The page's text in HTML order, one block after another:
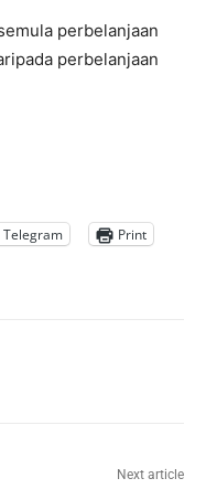
perbelanjaan
perbelanjaan
Telegram Print
Next article